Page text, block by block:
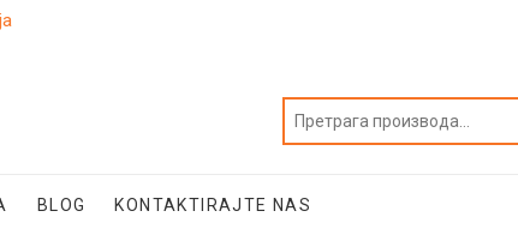
BLOG KONTAKTIRAJTE NAS